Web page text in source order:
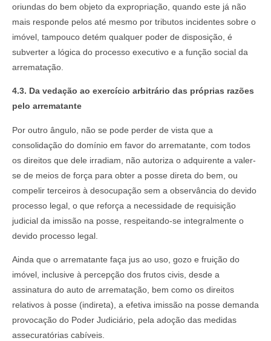
oriundas do bem objeto da expropriação, quando este já não
mais responde pelos até mesmo por tributos incidentes sobre o
imóvel, tampouco detém qualquer poder de disposição, é
subverter a lógica do processo executivo e a função social da
arrematação.
4.3. Da vedação ao exercício arbitrário das próprias razões
pelo arrematante
Por outro ângulo, não se pode perder de vista que a
consolidação do domínio em favor do arrematante, com todos
os direitos que dele irradiam, não autoriza o adquirente a valer-
se de meios de força para obter a posse direta do bem, ou
compelir terceiros à desocupação sem a observância do devido
processo legal, o que reforça a necessidade de requisição
judicial da imissão na posse, respeitando-se integralmente o
devido processo legal.
Ainda que o arrematante faça jus ao uso, gozo e fruição do
imóvel, inclusive à percepção dos frutos civis, desde a
assinatura do auto de arrematação, bem como os direitos
relativos à posse (indireta), a efetiva imissão na posse demanda
provocação do Poder Judiciário, pela adoção das medidas
assecuratórias cabíveis.